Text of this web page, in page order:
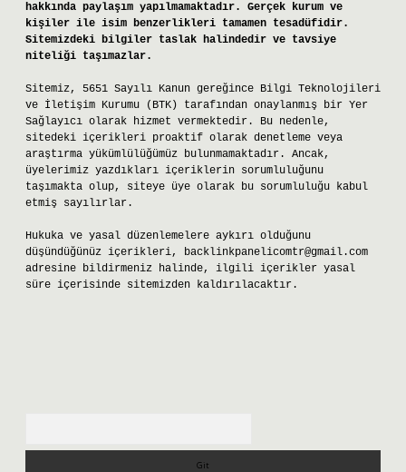
hakkında paylaşım yapılmamaktadır. Gerçek kurum ve
kişiler ile isim benzerlikleri tamamen tesadüfidir.
Sitemizdeki bilgiler taslak halindedir ve tavsiye
niteliği taşımazlar.
Sitemiz, 5651 Sayılı Kanun gereğince Bilgi Teknolojileri
ve İletişim Kurumu (BTK) tarafından onaylanmış bir Yer
Sağlayıcı olarak hizmet vermektedir. Bu nedenle,
sitedeki içerikleri proaktif olarak denetleme veya
araştırma yükümlülüğümüz bulunmamaktadır. Ancak,
üyelerimiz yazdıkları içeriklerin sorumluluğunu
taşımakta olup, siteye üye olarak bu sorumluluğu kabul
etmiş sayılırlar.
Hukuka ve yasal düzenlemelere aykırı olduğunu
düşündüğünüz içerikleri, backlinkpanelicomtr@gmail.com
adresine bildirmeniz halinde, ilgili içerikler yasal
süre içerisinde sitemizden kaldırılacaktır.